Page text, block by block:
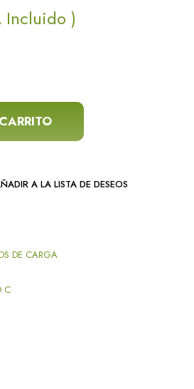
Incluido )
2.0 a Tipo C Carga Rápida cantidad
A LA LISTA DE DESEOS
DE CARGA
C